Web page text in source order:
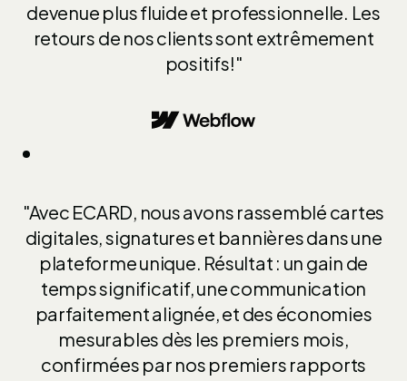
devenue plus fluide et professionnelle. Les
retours de nos clients sont extrêmement
positifs!"
"Avec ECARD, nous avons rassemblé cartes
digitales, signatures et bannières dans une
plateforme unique. Résultat : un gain de
temps significatif, une communication
parfaitement alignée, et des économies
mesurables dès les premiers mois,
confirmées par nos premiers rapports